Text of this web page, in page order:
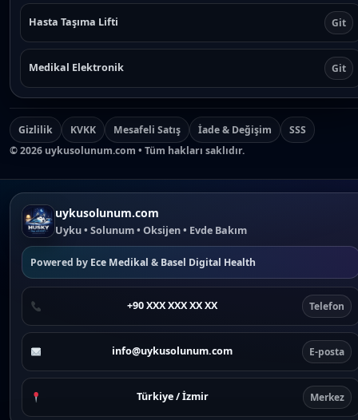
Hasta Taşıma Lifti Git
Medikal Elektronik Git
Gizlilik KVKK Mesafeli Satış İade & Değişim
SSS
©2026 uykusolunum.com • Tüm hakları saklıdır.
uykusolunum.com
Uyku • Solunum • Oksijen • Evde Bakım
Powered by Ece Medikal & Basel Digital Health
+90 XXX XXX XX XX Telefon
info@uykusolunum.com E-posta
Türkiye / İzmir Merkez